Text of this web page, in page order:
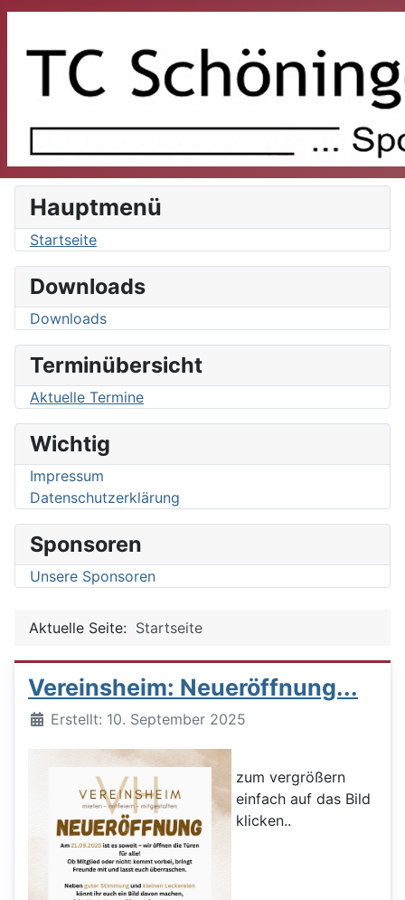
Hauptmenü
Startseite
Downloads
Downloads
Terminübersicht
Aktuelle Termine
Wichtig
Impressum
Datenschutzerklärung
Sponsoren
Unsere Sponsoren
Aktuelle Seite: Startseite
Vereinsheim: Neueröffnung...
DetailsErstellt: 10. September 2025
zum vergrößern
einfach auf das Bild
klicken..